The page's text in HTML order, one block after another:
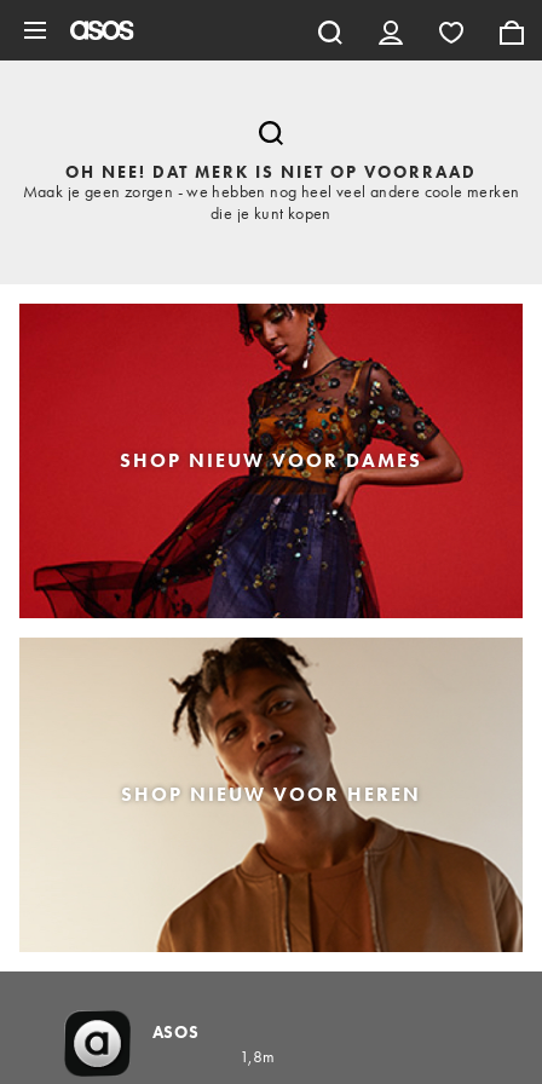
OH NEE! DAT MERK IS NIET OP VOORRAAD
Maak je geen zorgen - we hebben nog heel veel andere coole merken
die je kunt kopen
SHOP NIEUW VOOR DAMES
SHOP NIEUW VOOR HEREN
ASOS
1,8m